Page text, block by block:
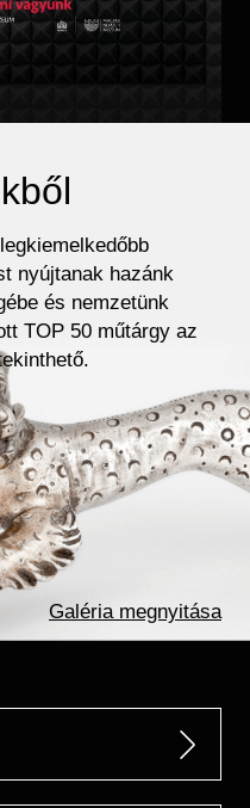
nyújtanak hazánk
és nemzetünk
TOP 50 műtárgy az
Galéria megnyitása